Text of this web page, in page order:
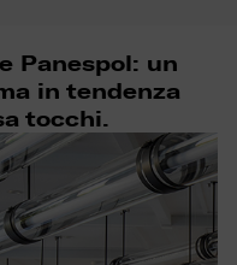
Panespol: un
in tendenza
tocchi.